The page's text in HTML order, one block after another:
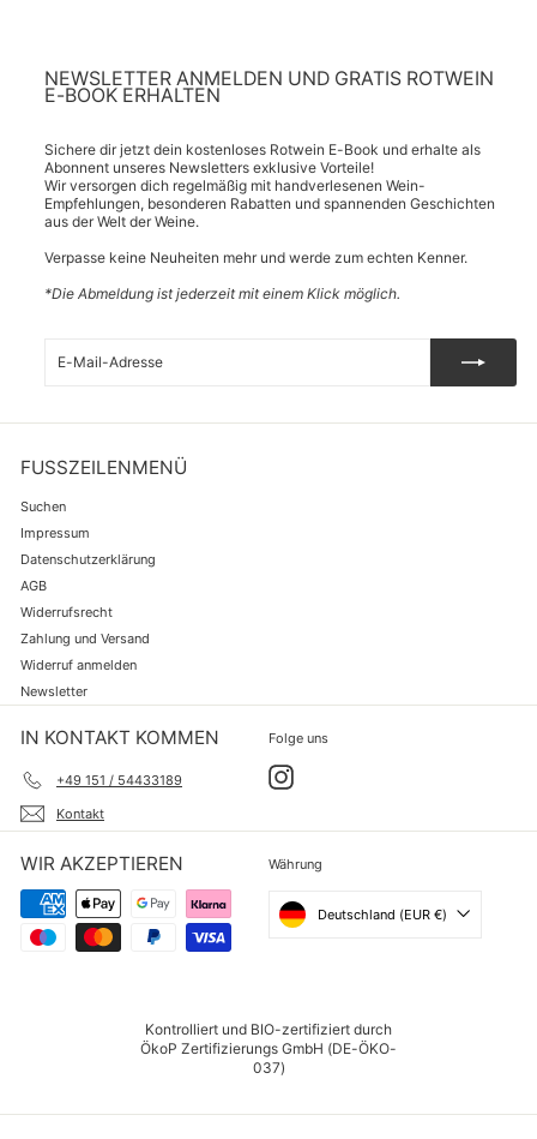
NEWSLETTER ANMELDEN UND GRATIS ROTWEIN
E-BOOK ERHALTEN
Sichere dir jetzt dein kostenloses Rotwein E-Book und erhalte als
Abonnent unseres Newsletters exklusive Vorteile!
Wir versorgen dich regelmäßig mit handverlesenen Wein-
Empfehlungen, besonderen Rabatten und spannenden Geschichten
aus der Welt der Weine.
Verpasse keine Neuheiten mehr und werde zum echten Kenner.
*Die Abmeldung ist jederzeit mit einem Klick möglich.
Mail-
FUSSZEILENMENÜ
Suchen
Impressum
Datenschutzerklärung
AGB
Widerrufsrecht
Zahlung und Versand
Widerruf anmelden
Newsletter
IN KONTAKT KOMMEN
+49 151 / 54433189
Kontakt
Folge uns
Instagram
WIR AKZEPTIEREN Währung
Deutschland (EUR €)
Kontrolliert und BIO-zertifiziert durch
ÖkoP Zertifizierungs GmbH (DE-ÖKO-
037)